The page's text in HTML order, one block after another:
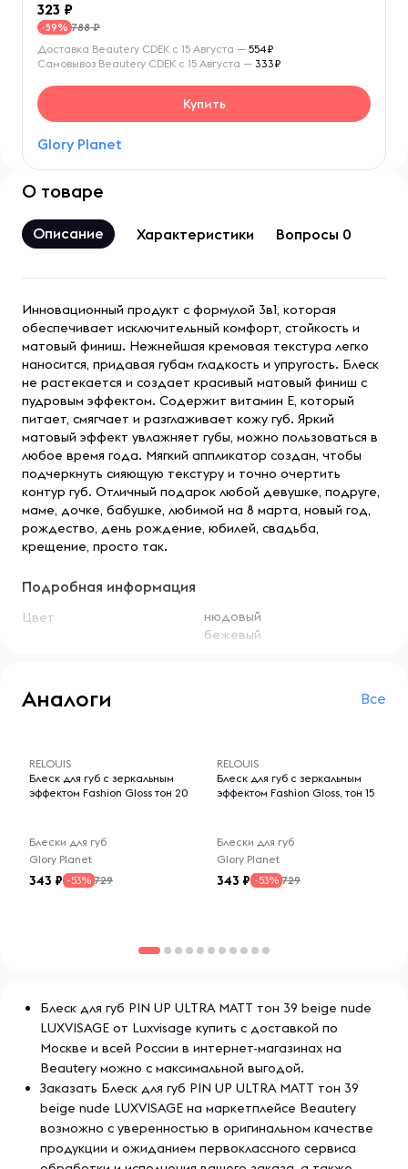
323
-59% 788 ₽
Glory Planet
Доставка Beautery CDEK с 15 Августа — 554₽
Самовывоз Beautery CDEK с 15 Августа — 333₽
Купить
О товаре
Описание Характеристики Вопросы 0
Инновационный продукт с формулой 3в1, которая
обеспечивает исключительный комфорт, стойкость и
матовый финиш. Нежнейшая кремовая текстура легко
наносится, придавая губам гладкость и упругость. Блеск
не растекается и создает красивый матовый финиш с
пудровым эффектом. Содержит витамин Е, который
питает, смягчает и разглаживает кожу губ. Яркий
матовый эффект увлажняет губы, можно пользоваться в
любое время года. Мягкий аппликатор создан, чтобы
подчеркнуть сияющую текстуру и точно очертить
контур губ. Отличный подарок любой девушке, подруге,
маме, дочке, бабушке, любимой на 8 марта, новый год,
рождество, день рождение, юбилей, свадьба,
крещение, просто так.
Подробная информация
Цвет
нюдовый
бежевый
Аналоги Все
RELOUIS
Блеск для губ с зеркальным
эффектом Fashion Gloss тон 20
Блески для губ
Glory Planet
343 -53% 729
RELOUIS
Блеск для губ с зеркальным
эффектом Fashion Gloss, тон 15
Блески для губ
Glory Planet
343 -53% 729
Блеск для губ PIN UP ULTRA MATT тон 39 beige nude
LUXVISAGE от Luxvisage купить с доставкой по
Москве и всей России в интернет-магазинах на
Beautery можно с максимальной выгодой.
Заказать Блеск для губ PIN UP ULTRA MATT тон 39
beige nude LUXVISAGE на маркетплейсе Beautery
возможно с уверенностью в оригинальном качестве
продукции и ожиданием первоклассного сервиса